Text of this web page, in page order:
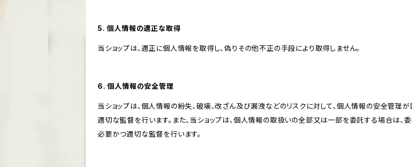
5. 個人情報の適正な取得
当ショップは、適正に個人情報を取得し、偽りその他不正の手段により取得しません。
6. 個人情報の安全管理
当ショップは、個人情報の紛失、破壊、改ざん及び漏洩などのリスクに対して、個人情報の安全管理
適切な監督を行います。また、当ショップは、個人情報の取扱いの全部又は一部を委託する場合は、
必要かつ適切な監督を行います。